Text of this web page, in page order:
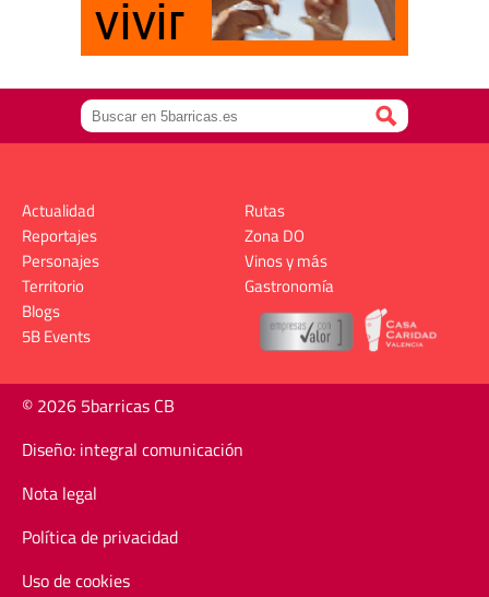
Actualidad
Reportajes
Personajes
Territorio
Rutas
Zona DO
Vinos y más
Gastronomía
Blogs
5B Events
© 2026 5barricas CB
Diseño: integral comunicación
Nota legal
Política de privacidad
Uso de cookies